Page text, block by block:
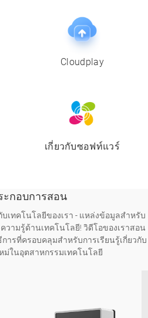
Cloudplay
เกี่ยวกับซอฟท์แวร์
ะกอบการสอน
เทคโนโลยีของเรา - แหล่งข้อมูลสำหรับ
ามรู้ด้านเทคโนโลยี! วิดีโอของเราสอน
ารที่ครอบคลุมสำหรับการเรียนรู้เกี่ยวกับ
ม่ในอุตสาหกรรมเทคโนโลยี